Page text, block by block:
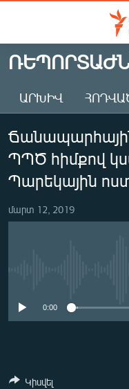
Մատչելիության
Անցնել
հիմնական
Անցնել
հիմնական
մենյուին
Որոնում
ԱԶԱՏՈՒԹՅՈՒՆ TV
ՀԱՅԱՍՏԱՆ
ԸՆՏՐՈՒԹՅՈՒՆՆԵՐ
ԻՐԱՎՈՒՆՔ
ՏՆՏԵՍՈՒԹՅՈՒՆ
ՄԻՋԱԶԳԱՅԻՆ
ԱՐԽԻՎ
ՊՊԾ հիմքով
Պարեկային
մարտ 12, 2019
0:00
Կիսվել